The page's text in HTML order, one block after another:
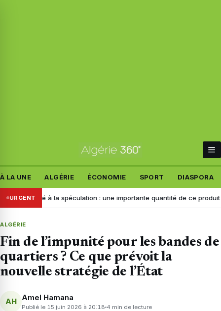
À LA UNE ALGÉRIE ÉCONOMIE SPORT DIASPORA
URGENT
à la spéculation : une importante quantité de ce produit saisie à
ALGÉRIE
Fin de l’impunité pour les bandes de
quartiers ? Ce que prévoit la
nouvelle stratégie de l’État
AH Amel Hamana
Publié le 15 juin 2026 à 20:18 4 min de lecture